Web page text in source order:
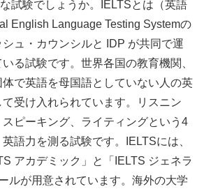
試験でしょうか。IELTSとは（英語
English Language Testing Systemの
ュ・カウンシルと IDP が共同で運
る試験です。世界各国の教育機関、
で英語を母国語としていない人の英
受け入れられています。リスニン
ピーキング、ライティングという4
語力を測る試験です。IELTSには、
アカデミック」と「IELTS ジェネラ
ルが用意されています。海外の大学